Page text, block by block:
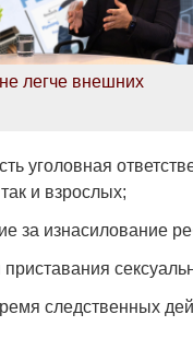
легче внешних
уголовная
и взрослых;
за изнасилование
следственных